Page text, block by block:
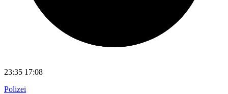
23:35 17:08
Polizei